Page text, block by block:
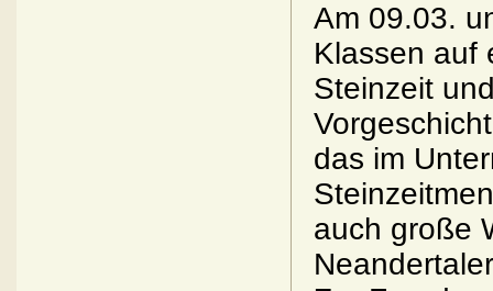
Am 09.03.
Klassen auf
Steinzeit
das im
auch große